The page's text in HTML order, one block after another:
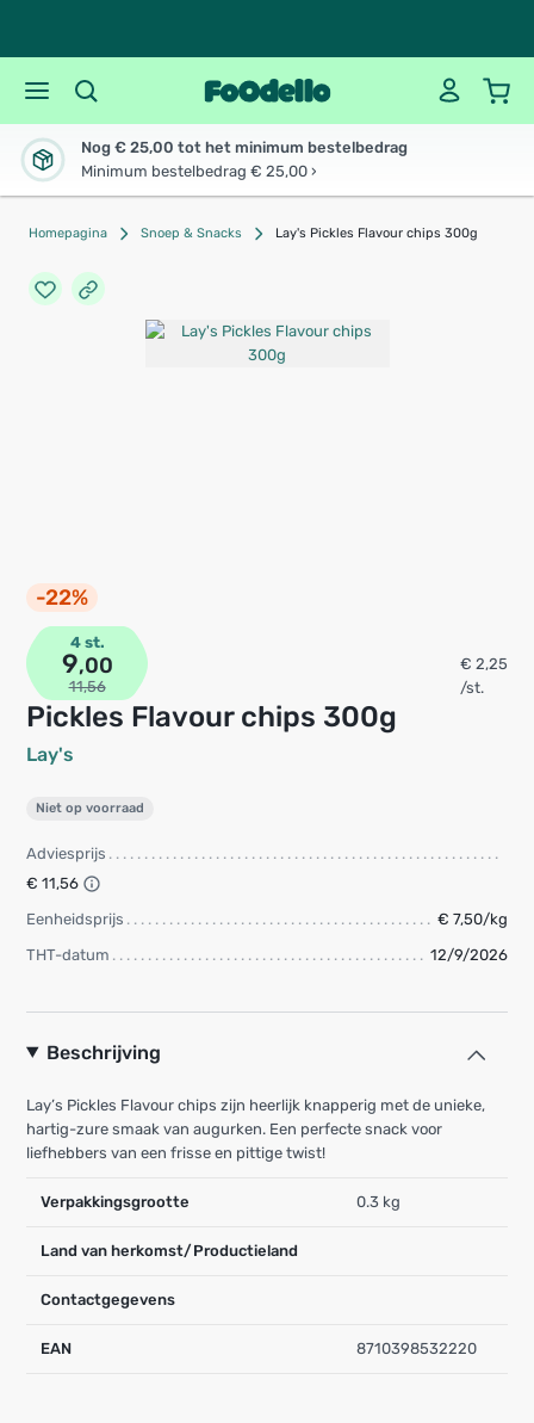
Nog € 25,00 tot het minimum bestelbedrag
Minimum bestelbedrag € 25,00 ›
Homepagina Snoep & Snacks Lay's Pickles Flavour chips 300g
-22%
Pickles Flavour chips 300g
Lay's
4 st.
9,00
11,56
€ 2,25
/st.
Niet op voorraad
Adviesprijs
€ 11,56
Eenheidsprijs
€ 7,50/kg
THT-datum
12/9/2026
Beschrijving
Lay’s Pickles Flavour chips zijn heerlijk knapperig met de unieke,
hartig-zure smaak van augurken. Een perfecte snack voor
liefhebbers van een frisse en pittige twist!
Verpakkingsgrootte 0.3 kg
Land van herkomst/Productieland
Contactgegevens
EAN 8710398532220